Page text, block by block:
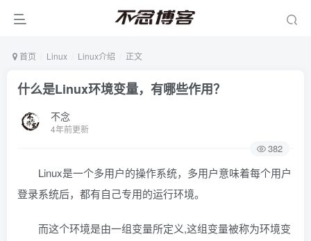
首页 Linux Linux介绍 正文
什么是Linux环境变量，有哪些作用？
不念
4年前更新
382
Linux是一个多用户的操作系统，多用户意味着每个用户
登录系统后，都有自己专用的运行环境。
而这个环境是由一组变量所定义,这组变量被称为环境变